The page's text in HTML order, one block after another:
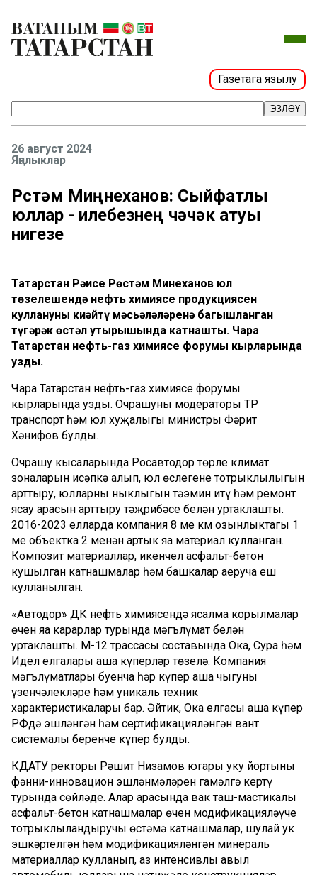
Газетага язылу
ЭЗЛӘҮ
26 август 2024
Яңалыклар
Рөстәм Миңнеханов: Сыйфатлы
юллар - илебезнең чәчәк атуы
нигезе
Татарстан Рәисе Рөстәм Миңнеханов юл
төзелешендә нефть химиясе продукциясен
куллануны киңәйтү мәсьәләләренә багышланган
түгәрәк өстәл утырышында катнашты. Чара
Татарстан нефть-газ химиясе форумы кырларында
узды.
Чара Татарстан нефть-газ химиясе форумы
кырларында узды. Очрашуның модераторы ТР
транспорт һәм юл хуҗалыгы министры Фәрит
Хәнифов булды.
Очрашу кысаларында Росавтодор төрле климат
зоналарын исәпкә алып, юл өслегенең тотрыклылыгын
арттыру, юлларның ныклыгын тәэмин итү һәм ремонт
ясау арасын арттыру тәҗрибәсе белән уртаклашты.
2016-2023 елларда компания 8 мең км озынлыктагы 1
мең объектка 2 меңнән артык яңа материал кулланган.
Композит материаллар, икенчел асфальт-бетон
кушылган катнашмалар һәм башкалар аеруча еш
кулланылган.
«Автодор» ДК нефть химиясендә ясалма корылмалар
өчен яңа карарлар турында мәгълүмат белән
уртаклашты. М-12 трассасы составында Ока, Сура һәм
Идел елгалары аша күперләр төзелә. Компания
мәгълүматлары буенча һәр күпер аша чыгуның
үзенчәлекләре һәм уникаль техник
характеристикалары бар. Әйтик, Ока елгасы аша күпер
РФдә эшләнгән һәм сертификацияләнгән вант
системалы беренче күпер булды.
КДАТУ ректоры Рәшит Низамов югары уку йортының
фәнни-инновацион эшләнмәләрен гамәлгә кертү
турында сөйләде. Алар арасында вак таш-мастикалы
асфальт-бетон катнашмалар өчен модификацияләүче
тотрыклыландыручы өстәмә катнашмалар, шулай ук
эшкәртелгән һәм модификацияләнгән минераль
материаллар кулланып, аз интенсивлы авыл